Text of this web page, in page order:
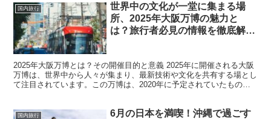
国内旅行
世界中の文化が一堂に集まる場
所、2025年大阪万博の魅力と
は？旅行者必見の情報を徹底解
2025年大阪万博とは？その開催目的と意義 2025年に開催される大阪
万博は、世界中から人々が集まり、最新技術や文化を共有する場とし
て注目されています。この万博は、2020年に予定されていたもの
国内旅行
6月の日本を満喫！沖縄で過ごす